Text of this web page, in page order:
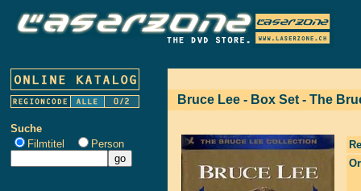
Suche
Filmtitel
Person
Bruce Lee - Box Set - The